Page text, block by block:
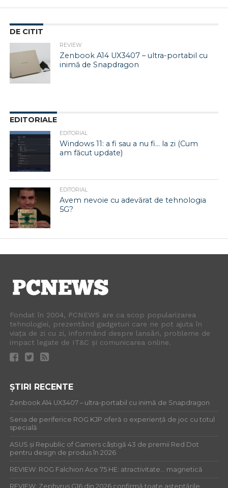
DE CITIT
REVIEW
Zenbook A14 UX3407 – ultra-portabil cu
inimă de Snapdragon
EDITORIALE
EDITORIAL
Windows 11: a fi sau a nu fi… la zi (Cum
am făcut update)
EDITORIAL
Avem nevoie cu adevărat de tehnologia
5G?
Fondat în 2004, PCNEWS are ca scop popularizarea
tehnologiei, prezentând gadgeturi care ne pot ajuta în
viața de zi cu zi, informând despre lansări, probleme de
impact legate de IT&C și comunicarea online.
ȘTIRI RECENTE
Zenbook A14 UX3407 – ultra-portabil cu inimă de Snapdragon
Seria de periferice ROG KJP oferă o experiență de joc cu totul
specială
ASUS și Republic of Gamers câștigă 43 de premii Red Dot
pentru design de produs în 2026
REVIEW: ROG Falchion Ace 75 HE: atractivitate… magnetică
REVIEW: Zephyrus G16 din 2026 confirmă toate așteptările